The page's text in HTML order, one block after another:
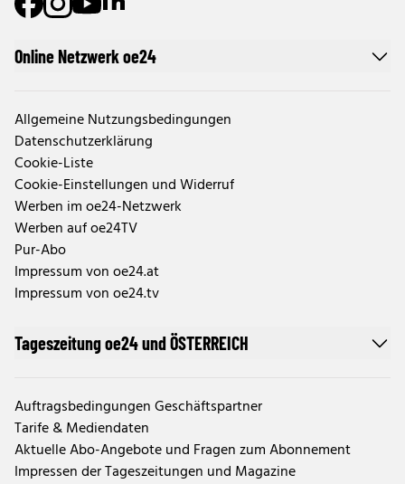
Online Netzwerk oe24
Allgemeine Nutzungsbedingungen
Datenschutzerklärung
Cookie-Liste
Cookie-Einstellungen und Widerruf
Werben im oe24-Netzwerk
Werben auf oe24TV
Pur-Abo
Impressum von oe24.at
Impressum von oe24.tv
Tageszeitung oe24 und ÖSTERREICH
Auftragsbedingungen Geschäftspartner
Tarife & Mediendaten
Aktuelle Abo-Angebote und Fragen zum Abonnement
Impressen der Tageszeitungen und Magazine